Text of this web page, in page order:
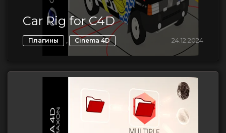
Car Rig for C4D
Плагины , Cinema 4D 24.12.2024